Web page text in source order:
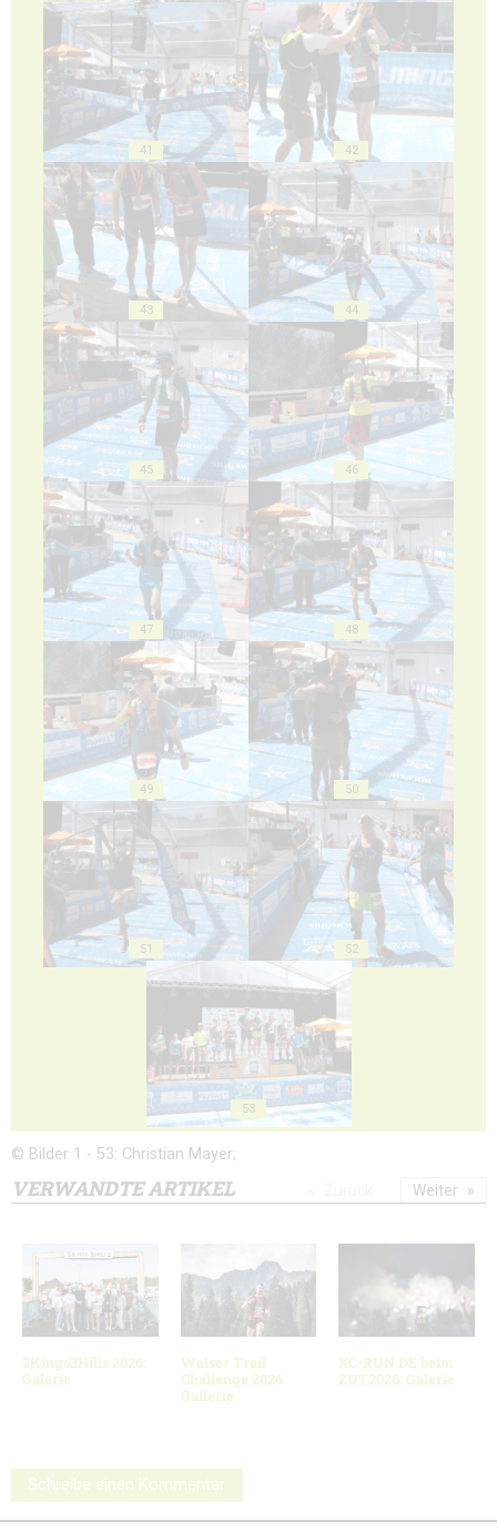
41 42
43 44
45 46
47 48
49 50
51 52
53
© Bilder 1 - 53: Christian Mayer;
VERWANDTE ARTIKEL
3Kings3Hills 2026:
Galerie
Walser Trail
Challenge 2026
Gallerie
XC-RUN.DE beim
ZUT2026: Galerie
Weiter
Schreibe einen Kommentar